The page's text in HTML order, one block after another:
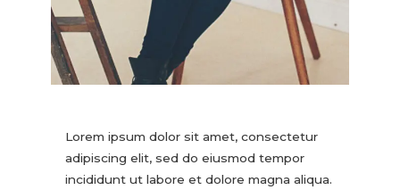
Lorem ipsum dolor sit amet, consectetur
adipiscing elit, sed do eiusmod tempor
incididunt ut labore et dolore magna aliqua.